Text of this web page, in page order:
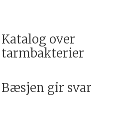
Katalog over
tarmbakterier
Bæsjen gir svar